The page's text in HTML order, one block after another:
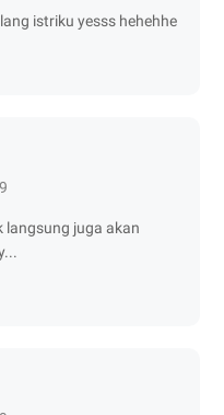
istriku yesss hehehhe
langsung juga akan